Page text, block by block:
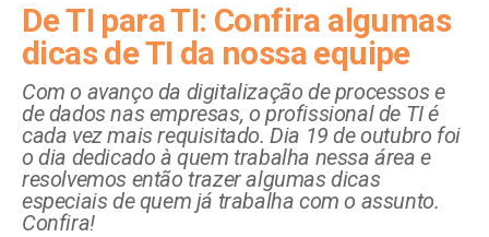
De TI para TI: Confira algumas
dicas de TI da nossa equipe
Com o avanço da digitalização de processos e
de dados nas empresas, o profissional de TI é
cada vez mais requisitado. Dia 19 de outubro foi
o dia dedicado à quem trabalha nessa área e
resolvemos então trazer algumas dicas
especiais de quem já trabalha com o assunto.
Confira!